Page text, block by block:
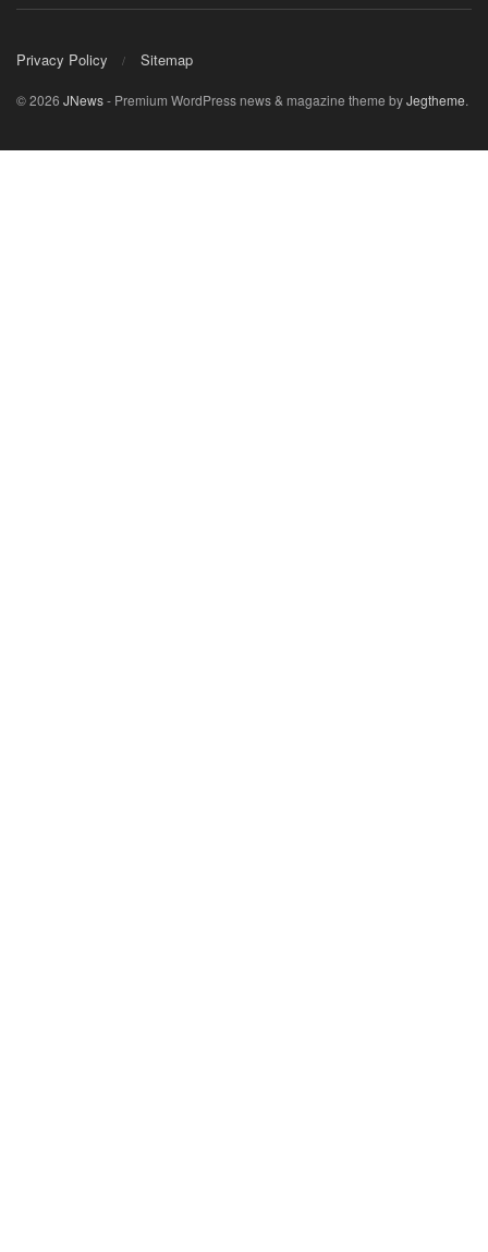
Privacy Policy Sitemap
© 2026 JNews- Premium WordPress news & magazine theme byJegtheme.